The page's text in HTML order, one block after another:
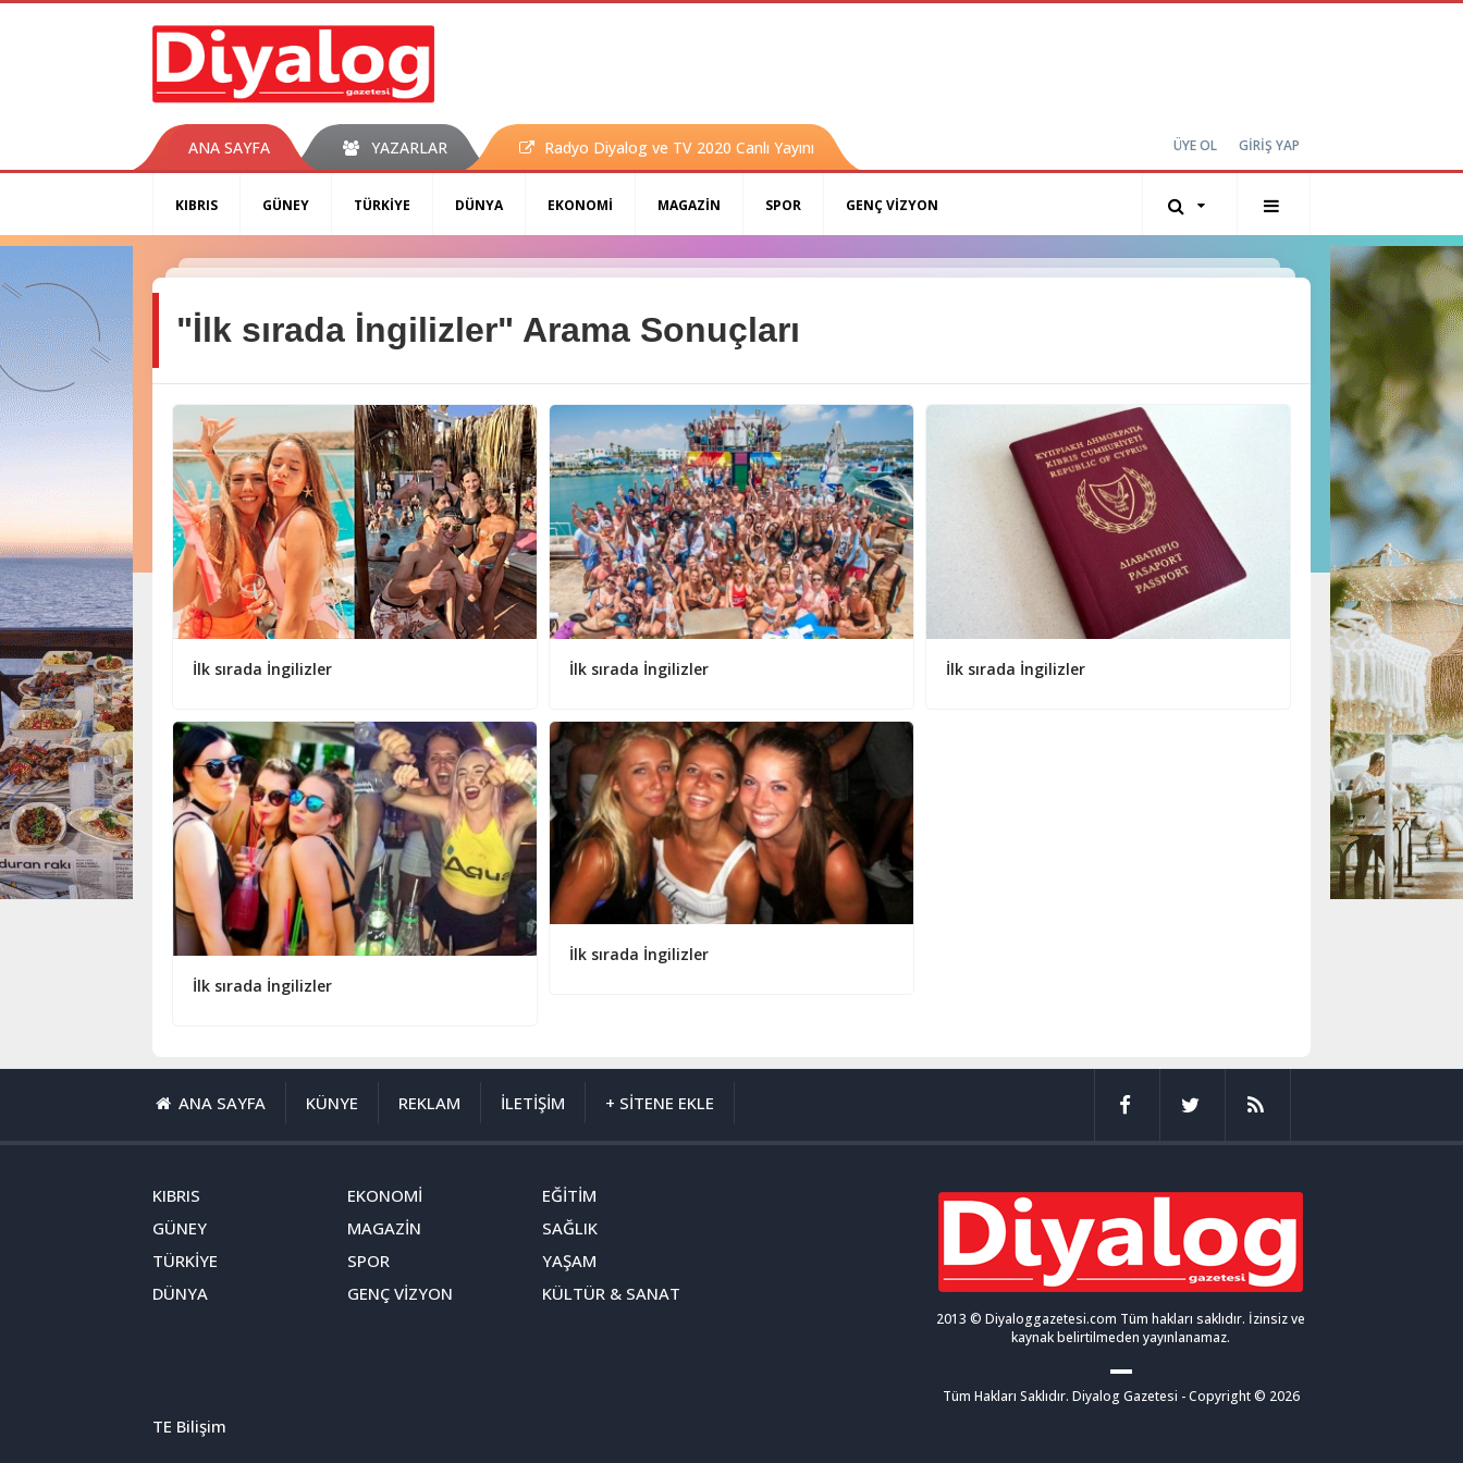
ANA SAYFA YAZARLAR Radyo Diyalog ve TV 2020 Canlı Yayını ÜYE OL GİRİŞ YAP
KIBRIS GÜNEY TÜRKİYE DÜNYA EKONOMİ MAGAZİN SPOR GENÇ VİZYON
"İlk sırada İngilizler" Arama Sonuçları
İlk sırada İngilizler İlk sırada İngilizler İlk sırada İngilizler
İlk sırada İngilizler
İlk sırada İngilizler
ANA SAYFA KÜNYE REKLAM İLETİŞİM + SİTENE EKLE
KIBRIS
GÜNEY
TÜRKİYE
DÜNYA
EKONOMİ
MAGAZİN
SPOR
GENÇ VİZYON
EĞİTİM
SAĞLIK
YAŞAM
KÜLTÜR & SANAT
2013 © Diyaloggazetesi.com Tüm hakları saklıdır. İzinsiz ve
kaynak belirtilmeden yayınlanamaz.
Tüm Hakları Saklıdır. Diyalog Gazetesi - Copyright © 2026
TE Bilişim